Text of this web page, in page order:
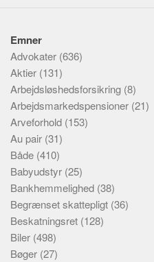
Emner
Advokater (636)
Aktier (131)
Arbejdsløshedsforsikring (8)
Arbejdsmarkedspensioner (21)
Arveforhold (153)
Au pair (31)
Både (410)
Babyudstyr (25)
Bankhemmelighed (38)
Begrænset skattepligt (36)
Beskatningsret (128)
Biler (498)
Bøger (27)